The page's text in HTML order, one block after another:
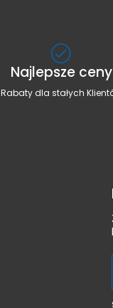
Najlepsze ceny
Rabaty dla stałych